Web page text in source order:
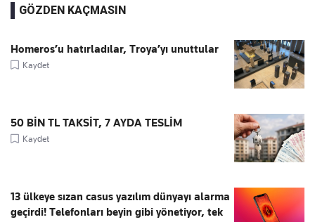
GÖZDEN KAÇMASIN
Homeros’u hatırladılar, Troya’yı unuttular
Kaydet
50 BİN TL TAKSİT, 7 AYDA TESLİM
Kaydet
13 ülkeye sızan casus yazılım dünyayı alarma
geçirdi! Telefonları beyin gibi yönetiyor, tek